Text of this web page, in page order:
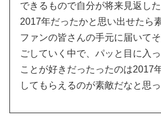
できるもので自分が将来見返し
2017年だったかと思い出せたら
ファンの皆さんの手元に届いて
ごしていく中で、パッと目に入
ことが好きだったったのは2017
してもらえるのが素敵だなと思っ